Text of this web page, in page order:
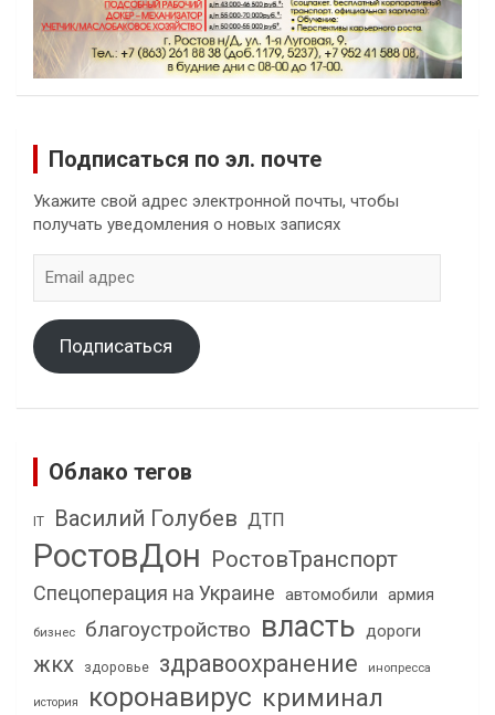
Подписаться по эл. почте
Укажите свой адрес электронной почты, чтобы
получать уведомления о новых записях
адрес
Подписаться
Облако тегов
IT Василий Голубев ДТП
РостовДон РостовТранспорт
Спецоперация на Украине автомобили армия
бизнес благоустройство власть дороги
жкх здоровье здравоохранение инопресса
история коронавирус криминал